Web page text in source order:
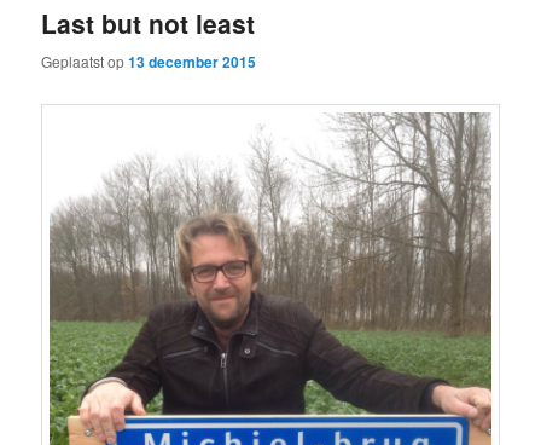
Last but not least
Geplaatst op13 december 2015